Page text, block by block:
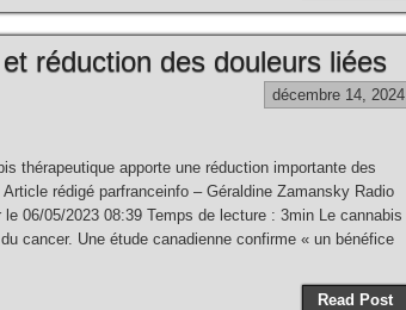
réduction des douleurs liées
décembre 14, 2024
thérapeutique apporte une réduction importante des
rédigé parfranceinfo – Géraldine Zamansky Radio
06/05/2023 08:39 Temps de lecture : 3min Le cannabis
cancer. Une étude canadienne confirme « un bénéfice
Read Post